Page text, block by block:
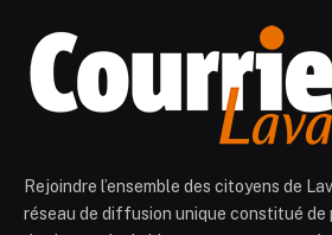
Rejoindre l’ensemble des citoyens de
réseau de diffusion unique constitué de